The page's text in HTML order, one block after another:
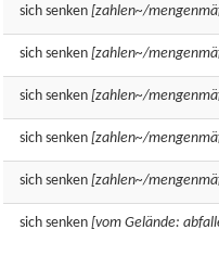
sich senken [zahlen~/
sich senken [zahlen~/
sich senken [zahlen~/
sich senken [zahlen~/
sich senken [zahlen~/
sich senken [vom Gelände: